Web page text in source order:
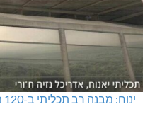
ינוח: מבנה רב תכליתי ב-120 מלש"ח